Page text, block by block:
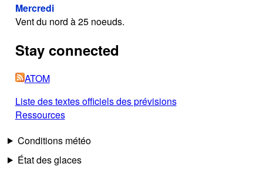
Mercredi
Vent du nord à 25 noeuds.
Stay connected
ATOM
Liste des textes officiels des prévisions
Ressources
Conditions météo
État des glaces